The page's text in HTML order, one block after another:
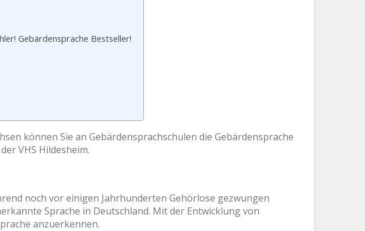
Gebärdensprache Bestseller!
können Sie an Gebärdensprachschulen die Gebärdensprache
VHS Hildesheim.
noch vor einigen Jahrhunderten Gehörlose gezwungen
Sprache in Deutschland. Mit der Entwicklung von
anzuerkennen.